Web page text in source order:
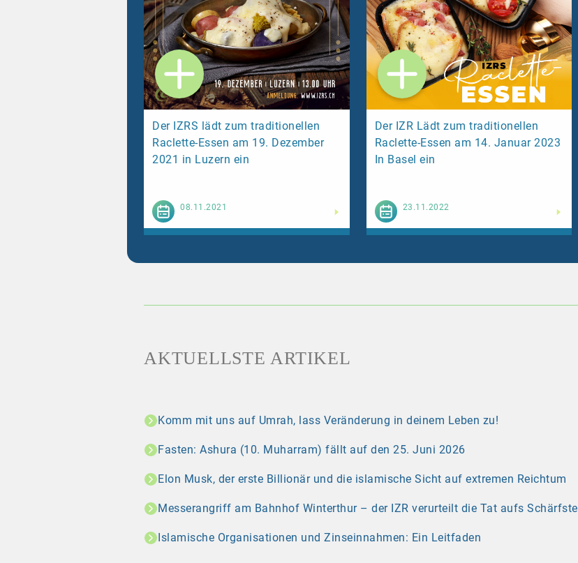
Der IZRS lädt zum traditionellen
Raclette-Essen am 19. Dezember
2021 in Luzern ein
08.11.2021
Der IZR Lädt zum traditionellen
Raclette-Essen am 14. Januar 2023
In Basel ein
23.11.2022
AKTUELLSTE ARTIKEL
Komm mit uns auf Umrah, lass Veränderung in deinem Leben zu!
Fasten: Ashura (10. Muharram) fällt auf den 25. Juni 2026
Elon Musk, der erste Billionär und die islamische Sicht auf extremen Reichtum
Messerangriff am Bahnhof Winterthur – der IZR verurteilt die Tat aufs Schärfste
Islamische Organisationen und Zinseinnahmen: Ein Leitfaden